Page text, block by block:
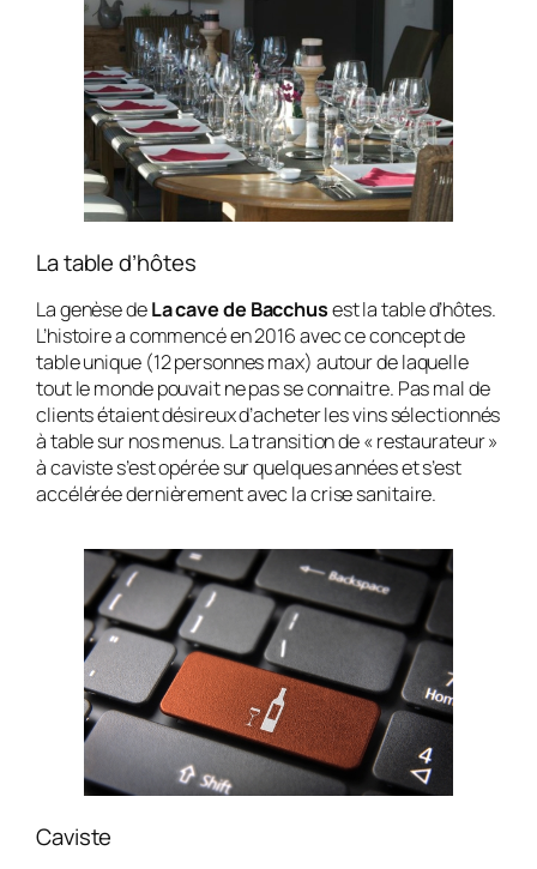
La table d’hôtes
La genèse deLa cave de Bacchusest la table d’hôtes.
L’histoire a commencé en 2016 avec ce concept de
table unique (12 personnes max) autour de laquelle
tout le monde pouvait ne pas se connaitre. Pas mal de
clients étaient désireux d’acheter les vins sélectionnés
à table sur nos menus. La transition de « restaurateur »
à caviste s’est opérée sur quelques années et s’est
accélérée dernièrement avec la crise sanitaire.
Caviste